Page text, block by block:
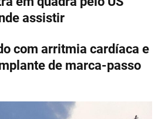
l
e
st
e
n
e
assistir
com arritmia cardíaca e
de marca-passo